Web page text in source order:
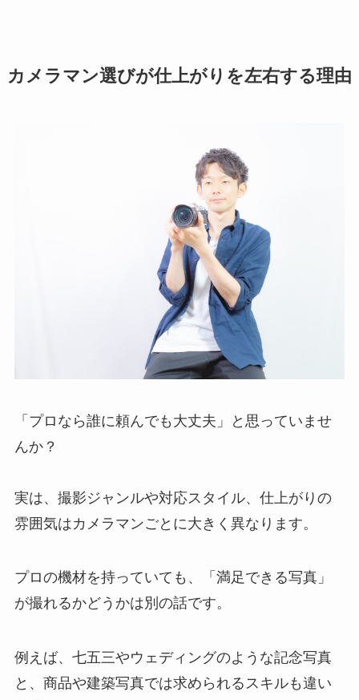
カメラマン選びが仕上がりを左右する理由
「プロなら誰に頼んでも大丈夫」と思っていませ
んか？
実は、撮影ジャンルや対応スタイル、仕上がりの
雰囲気はカメラマンごとに大きく異なります。
プロの機材を持っていても、「満足できる写真」
が撮れるかどうかは別の話です。
例えば、七五三やウェディングのような記念写真
と、商品や建築写真では求められるスキルも違い